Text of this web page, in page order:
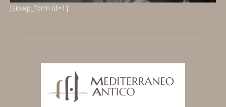
[sibwp_form id=1]